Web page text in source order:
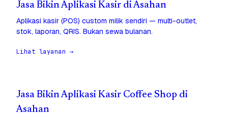
Jasa Bikin Aplikasi Kasir di Asahan
Aplikasi kasir (POS) custom milik sendiri — multi-outlet,
stok, laporan, QRIS. Bukan sewa bulanan.
Lihat layanan →
Jasa Bikin Aplikasi Kasir Coffee Shop di
Asahan